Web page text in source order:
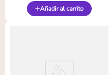
Añadir al carrito